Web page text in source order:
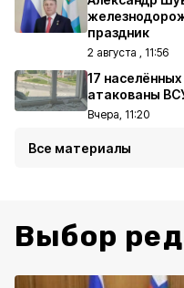
праздник
2 августа , 11:56
17
атакованы
Вчера, 11:20
Все материалы
Выбор